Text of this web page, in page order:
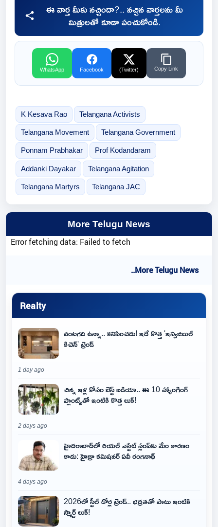
ఈ వార్త మీకు నచ్చిందా?.. నచ్చిన వార్తలను మీ
మిత్రులతో కూడా పంచుకోండి.
WhatsApp Facebook (Twitter) Copy Link
K Kesava Rao Telangana Activists
Telangana Movement Telangana Government
Ponnam Prabhakar Prof Kodandaram
Addanki Dayakar Telangana Agitation
Telangana Martyrs Telangana JAC
More Telugu News
Error fetching data: Failed to fetch
..More Telugu News
Realty
వంటగది ఉన్నా.. కనిపించదు! ఇదే కొత్త 'ఇన్విజిబుల్
కిచెన్' ట్రెండ్
1 day ago
చిన్న ఇళ్ల కోసం బెస్ట్ ఐడియా.. ఈ 10 హ్యాంగింగ్
ప్లాంట్స్‌తో ఇంటికి కొత్త లుక్!
2 days ago
హైదరాబాద్‌లో రియల్ ఎస్టేట్ స్లంప్‌కు మేం కారణం
కాదు: హైడ్రా కమిషనర్ ఏవీ రంగనాథ్
4 days ago
2026లో స్టీల్ డోర్ల ట్రెండ్.. భద్రతతో పాటు ఇంటికి
స్మార్ట్ లుక్!